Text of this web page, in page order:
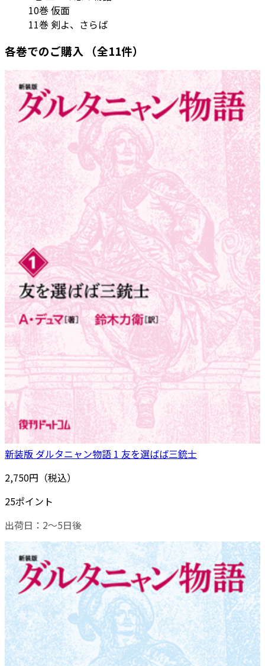
10巻 仮面
11巻 剣よ、さらば
各巻でのご購入 （全11件）
新装版 ダルタニャン物語 1 友を選ばば三銃士
2,750円（税込）
25ポイント
出荷日：2～5日後